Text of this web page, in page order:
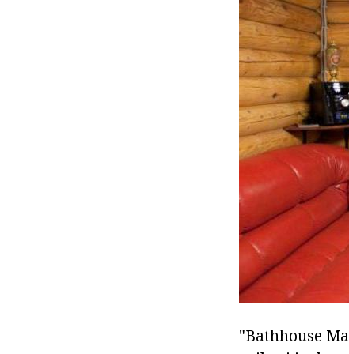
"Bathhouse